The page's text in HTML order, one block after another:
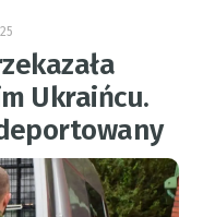
Ukraińcu.